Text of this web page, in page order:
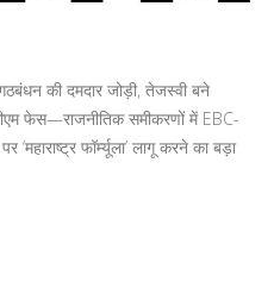
की दमदार जोड़ी, तेजस्वी बने
फेस—राजनीतिक समीकरणों में EBC-
फॉर्म्यूला’ लागू करने का बड़ा